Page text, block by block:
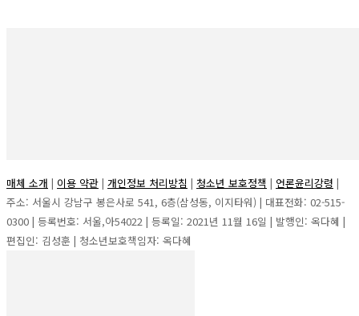
매체 소개 | 이용 약관 | 개인정보 처리방침 | 청소년 보호정책 | 언론윤리강령 |
주소: 서울시 강남구 봉은사로 541, 6층(삼성동, 이지타워) | 대표전화: 02-515-
0300 | 등록번호: 서울,아54022 | 등록일: 2021년 11월 16일 | 발행인: 옥다혜 |
편집인: 김성훈 | 청소년보호책임자: 옥다혜